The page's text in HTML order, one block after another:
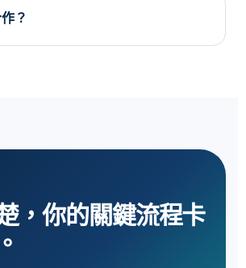
？
，你的關鍵流程卡